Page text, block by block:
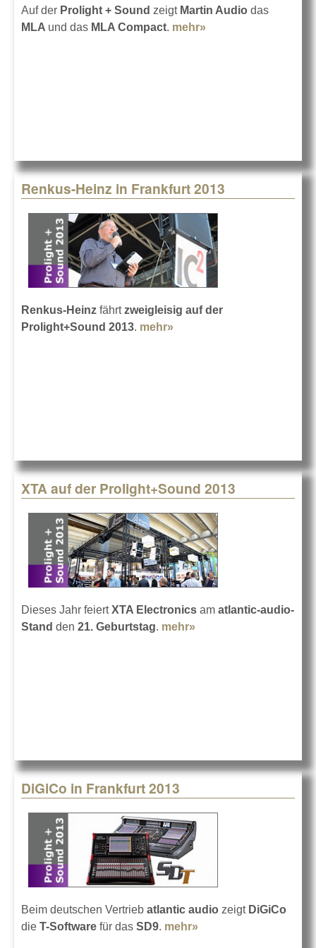
Auf der Prolight + Sound zeigt Martin Audio das
MLA und das MLA Compact. mehr»
Renkus-Heinz in Frankfurt 2013
Renkus-Heinz fährtzweigleisig auf der
Prolight+Sound 2013. mehr»
XTA auf der Prolight+Sound 2013
Dieses Jahr feiertXTA Electronics am atlantic-audio-
Stand den 21. Geburtstag. mehr»
DiGiCo in Frankfurt 2013
Beim deutschen Vertrieb atlantic audio zeigt DiGiCo
die T-Software für das SD9. mehr»